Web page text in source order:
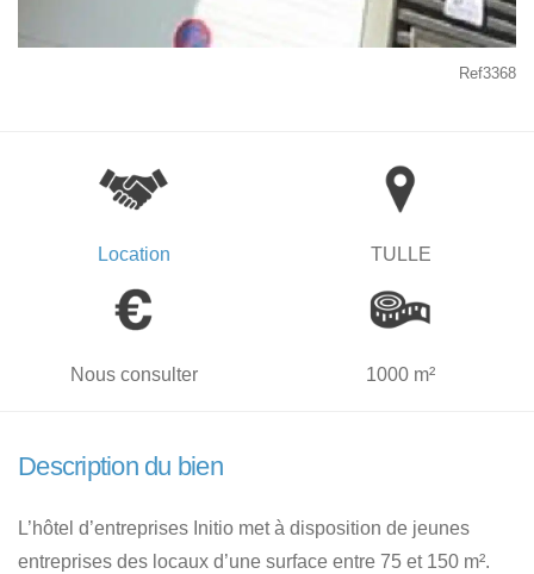
Ref3368
Location TULLE
Nous consulter 1000 m²
Description du bien
L’hôtel d’entreprises Initio met à disposition de jeunes
entreprises des locaux d’une surface entre 75 et 150 m².